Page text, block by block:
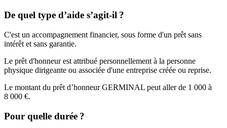
De quel type d’aide s’agit-il ?
C'est un accompagnement financier, sous forme d'un prêt sans
intérêt et sans garantie.
Le prêt d'honneur est attribué personnellement à la personne
physique dirigeante ou associée d'une entreprise créée ou reprise.
Le montant du prêt d’honneur GERMINAL peut aller de 1 000 à
8 000 €.
Pour quelle durée ?